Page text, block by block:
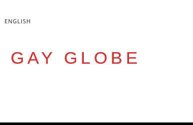
ENGLISH
GAY GLOBE